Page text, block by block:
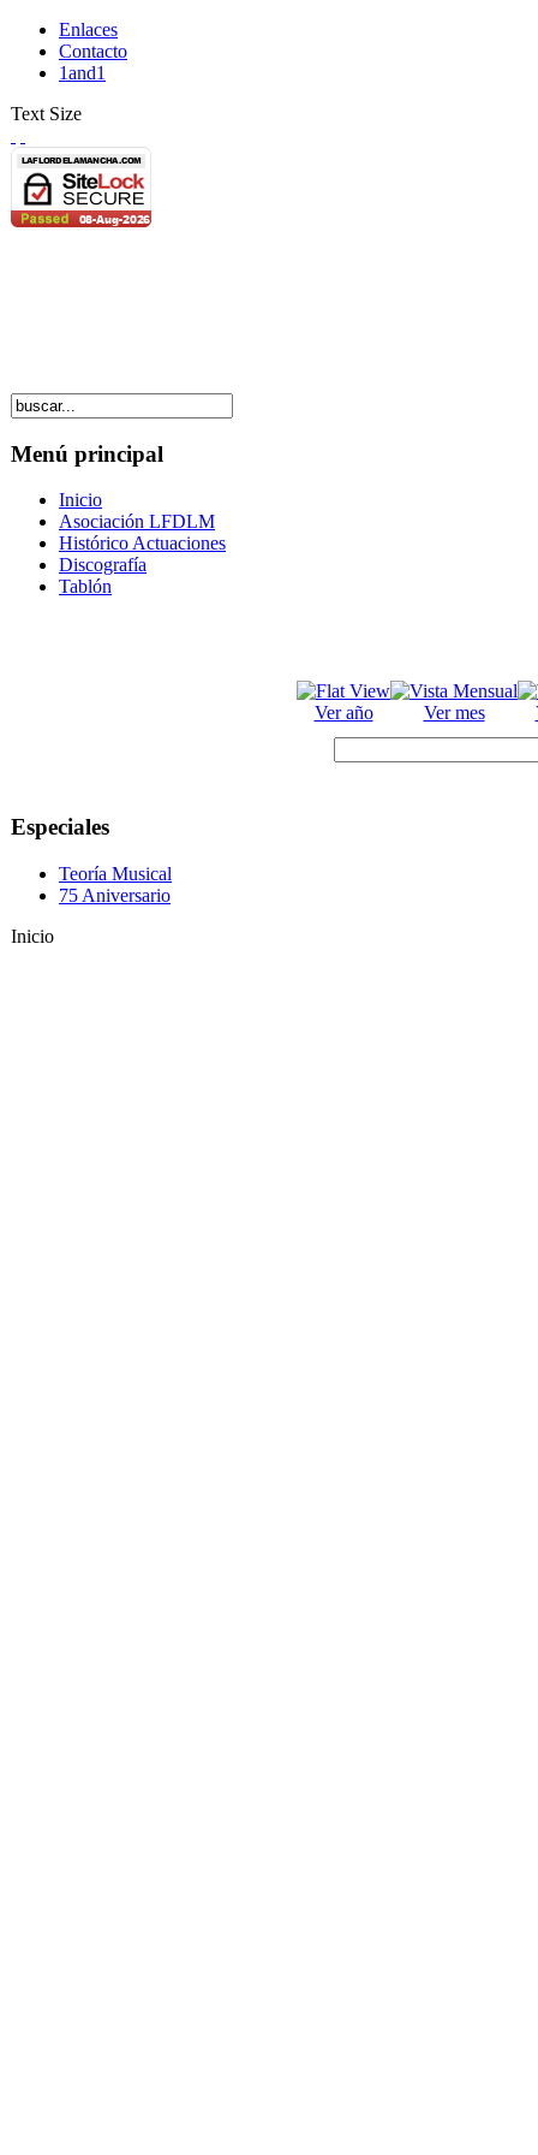
Enlaces
Contacto
1and1
Text Size
Menú principal
Inicio
Asociación LFDLM
Histórico Actuaciones
Discografía
Tablón
Ver año Ver mes
Especiales
Teoría Musical
75 Aniversario
Inicio